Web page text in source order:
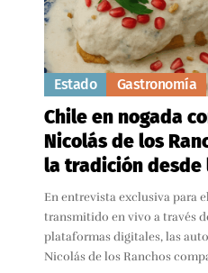
Estado Gastronomía
Chile en nogada
Nicolás de los
la tradición desde
En entrevista exclusiva para
transmitido en vivo a través
plataformas digitales, las
Nicolás de los Ranchos